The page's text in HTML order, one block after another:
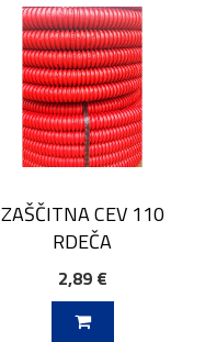
ZAŠČITNA CEV 110
RDEČA
2,89 €